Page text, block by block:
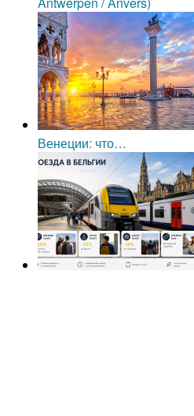
Венеции: что…